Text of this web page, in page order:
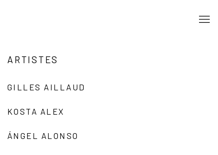
ARTISTES
GILLES AILLAUD
KOSTA ALEX
ÁNGEL ALONSO